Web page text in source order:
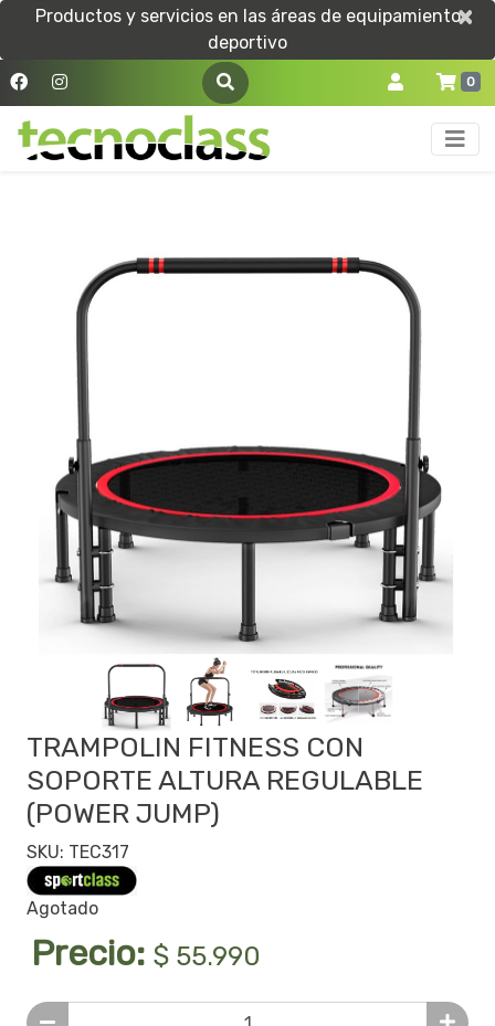
Productos y servicios en las áreas de equipamiento
deportivo
×
×
0
TRAMPOLIN FITNESS CON
SOPORTE ALTURA REGULABLE
(POWER JUMP)
SKU: TEC317
Agotado
Precio: $ 55.990